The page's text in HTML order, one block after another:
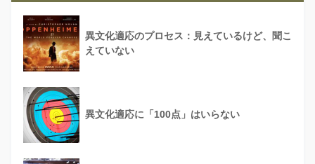
異文化適応のプロセス：見えているけど、聞こ
えていない
異文化適応に「100点」はいらない